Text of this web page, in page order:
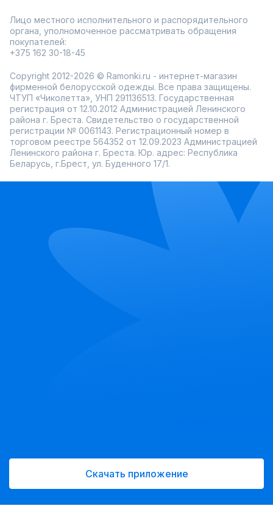
без лишней тяжести.
Разные длины — от компактных до максимально
уютных удлинённых.
Тёплые модели, подходящие для офиса, прогулок и
Фасоны, создающие вертикаль и визуально
вытягивающие силуэт.
Эти новинки помогают обновить гардероб к зиме:
подойдут и для повседневных дел, и для работы, и для
выездов за город. Стоит добавить ремень, шарф или
сумку в нейтральной палитре — и образ становится
завершённым.
Лицо местного исполнительного и распорядительного
органа, уполномоченное рассматривать обращения
покупателей:
+375 162 30-18-45
Copyright 2012-2026 © Ramonki.ru - интернет-магазин
фирменной белорусской одежды. Все права защищены.
ЧТУП «Чиколетта», УНП 291136513. Государственная
регистрация от 12.10.2012 Администрацией Ленинского
района г. Бреста. Свидетельство о государственной
регистрации № 0061143. Регистрационный номер в
торговом реестре 564352 от 12.09.2023 Администрацией
Ленинского района г. Бреста. Юр. адрес: Республика
Беларусь, г.Брест, ул. Буденного 17/1.
Скачать приложение